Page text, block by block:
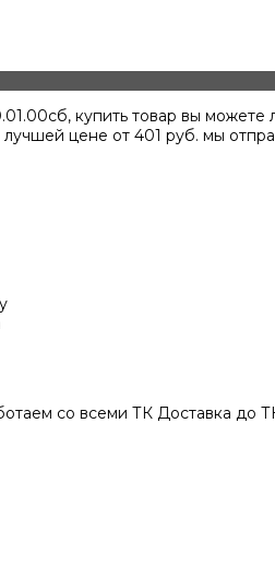
купить товар вы
лучшей цене от 401 руб. мы
со всеми ТК Доставка до